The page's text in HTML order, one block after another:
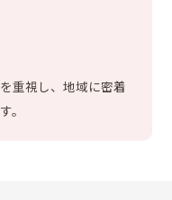
重視し、地域に密着
。